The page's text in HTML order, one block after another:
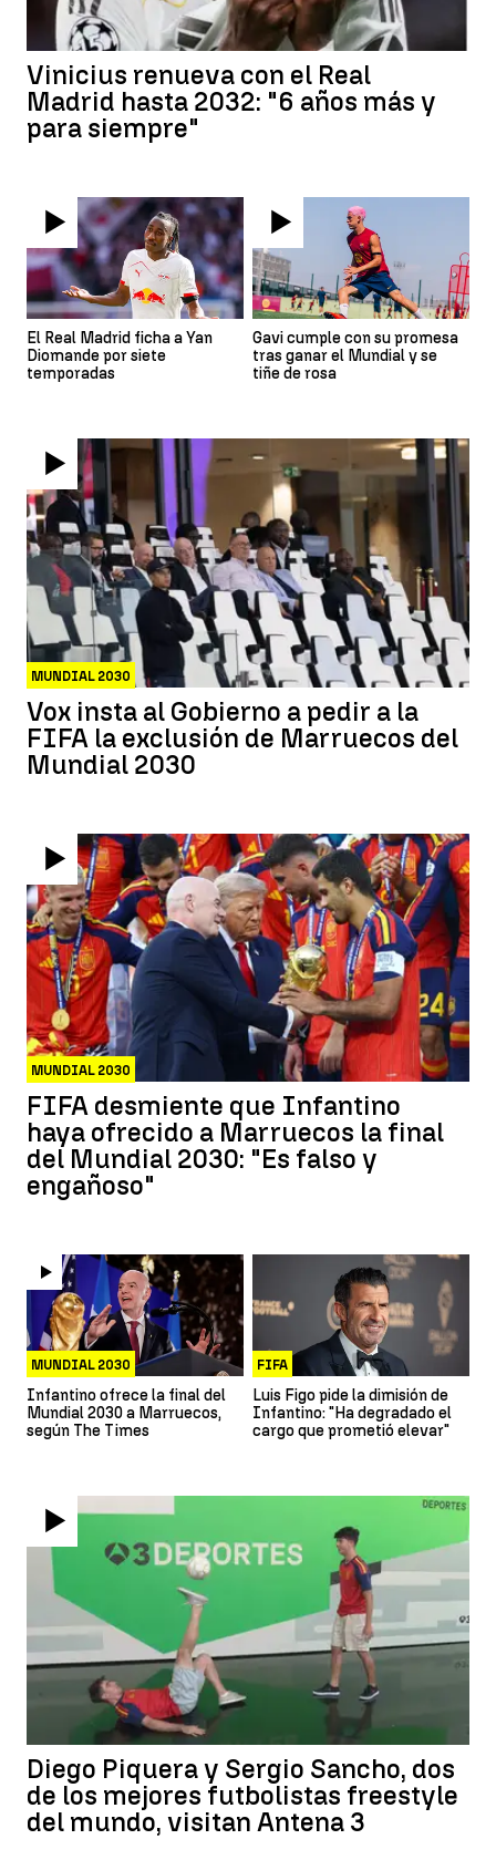
Vinicius renueva con el Real
Madrid hasta 2032: "6 años más y
para siempre"
El Real Madrid ficha a Yan
Diomande por siete
temporadas
Gavi cumple con su promesa
tras ganar el Mundial y se
tiñe de rosa
MUNDIAL 2030
Vox insta al Gobierno a pedir a la
FIFA la exclusión de Marruecos del
Mundial 2030
MUNDIAL 2030
FIFA desmiente que Infantino
haya ofrecido a Marruecos la final
del Mundial 2030: "Es falso y
engañoso"
MUNDIAL 2030
Infantino ofrece la final del
Mundial 2030 a Marruecos,
según The Times
FIFA
Luis Figo pide la dimisión de
Infantino: "Ha degradado el
cargo que prometió elevar"
Diego Piquera y Sergio Sancho, dos
de los mejores futbolistas freestyle
del mundo, visitan Antena 3